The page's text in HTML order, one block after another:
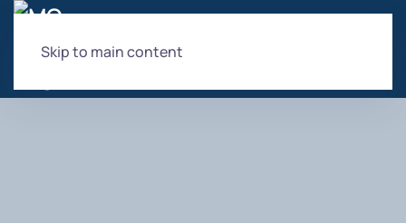
Skip to main content